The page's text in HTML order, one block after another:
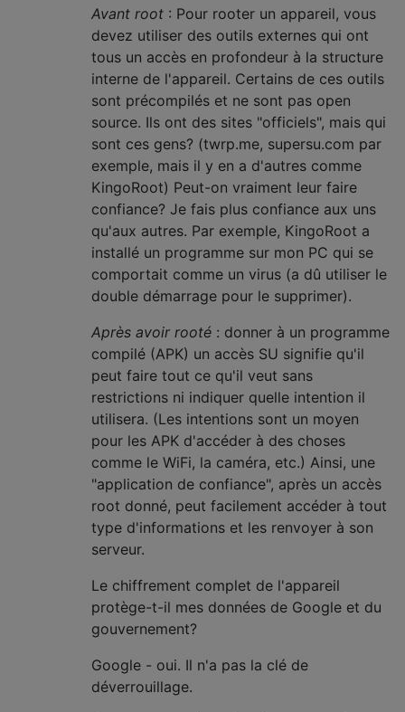
Avant root : Pour rooter un appareil, vous
devez utiliser des outils externes qui ont
tous un accès en profondeur à la structure
interne de l'appareil. Certains de ces outils
sont précompilés et ne sont pas open
source. Ils ont des sites "officiels", mais qui
sont ces gens? (twrp.me, supersu.com par
exemple, mais il y en a d'autres comme
KingoRoot) Peut-on vraiment leur faire
confiance? Je fais plus confiance aux uns
qu'aux autres. Par exemple, KingoRoot a
installé un programme sur mon PC qui se
comportait comme un virus (a dû utiliser le
double démarrage pour le supprimer).
Après avoir rooté : donner à un programme
compilé (APK) un accès SU signifie qu'il
peut faire tout ce qu'il veut sans
restrictions ni indiquer quelle intention il
utilisera. (Les intentions sont un moyen
pour les APK d'accéder à des choses
comme le WiFi, la caméra, etc.) Ainsi, une
"application de confiance", après un accès
root donné, peut facilement accéder à tout
type d'informations et les renvoyer à son
serveur.
Le chiffrement complet de l'appareil
protège-t-il mes données de Google et du
gouvernement?
Google - oui. Il n'a pas la clé de
déverrouillage.